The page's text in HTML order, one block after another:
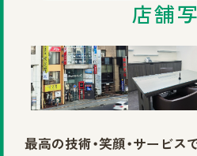
店舗
最高の技術・笑顔・サービス